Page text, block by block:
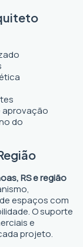
aprovação
do
RS e região
espaços com
O suporte
e
projeto.